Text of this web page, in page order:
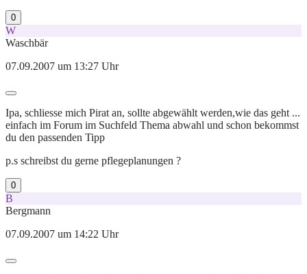
0
W
Waschbär
07.09.2007 um 13:27 Uhr
Ipa, schliesse mich Pirat an, sollte abgewählt werden,wie das geht ...
einfach im Forum im Suchfeld Thema abwahl und schon bekommst
du den passenden Tipp
p.s schreibst du gerne pflegeplanungen ?
0
B
Bergmann
07.09.2007 um 14:22 Uhr